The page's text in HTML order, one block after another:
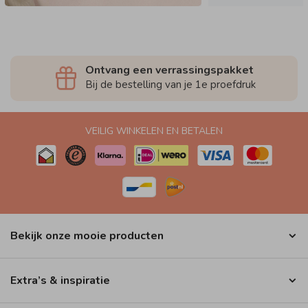
Ontvang een verrassingspakket
Bij de bestelling van je 1e proefdruk
VEILIG WINKELEN EN BETALEN
Bekijk onze mooie producten
Extra’s & inspiratie